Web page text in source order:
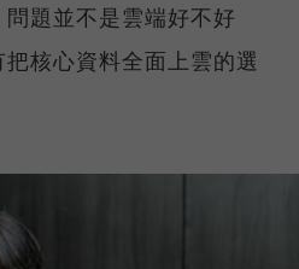
題並不是雲端好不好
核心資料全面上雲的選